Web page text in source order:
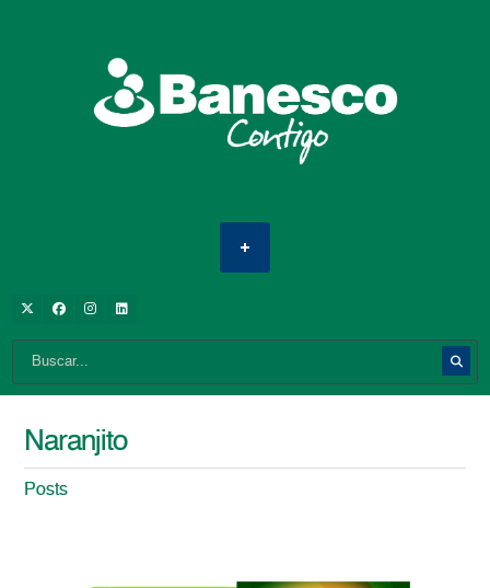
Naranjito
Posts